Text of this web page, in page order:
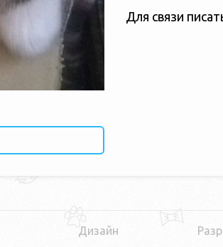
Для связи
Дизайн